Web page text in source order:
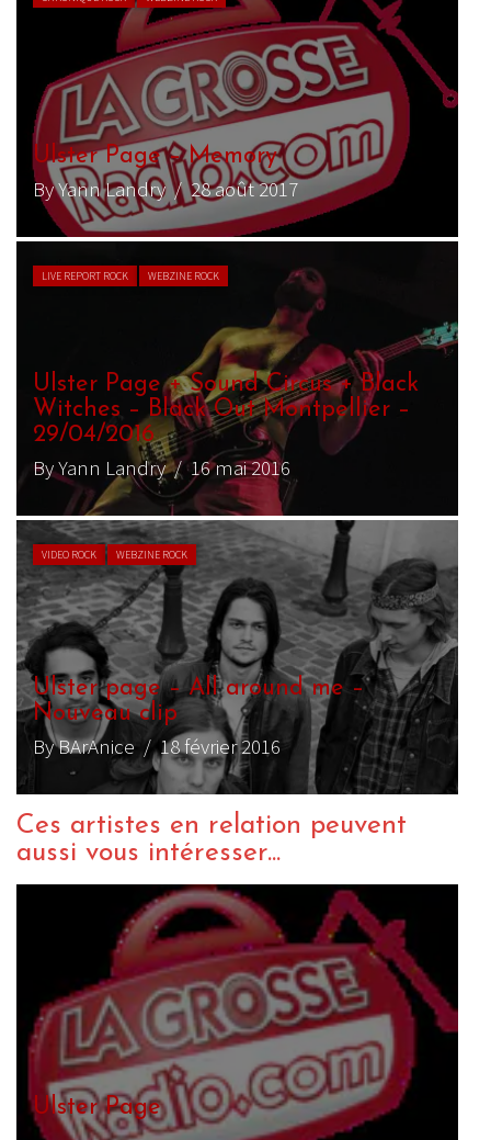
Ulster Page – Memory
By Yann Landry/ 28 août 2017
LIVE REPORT ROCK WEBZINE ROCK
Ulster Page + Sound Circus + Black
Witches – Black Out Montpellier –
29/04/2016
By Yann Landry/ 16 mai 2016
VIDEO ROCK WEBZINE ROCK
Ulster page – All around me –
Nouveau clip
By BArAnice/ 18 février 2016
Ces artistes en relation peuvent
aussi vous intéresser...
Ulster Page